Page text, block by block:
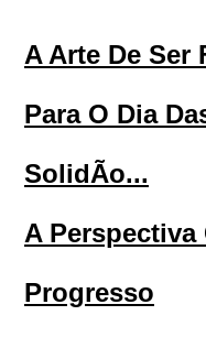
A Arte De Ser
Para O Dia
SolidÃo...
A
Progresso